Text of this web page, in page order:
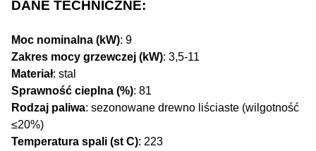
DANE TECHNICZNE:
Moc nominalna (kW): 9
Zakres mocy grzewczej (kW): 3,5-11
Materiał: stal
Sprawność cieplna (%): 81
Rodzaj paliwa: sezonowane drewno liściaste (wilgotność
≤20%)
Temperatura spali (st C): 223